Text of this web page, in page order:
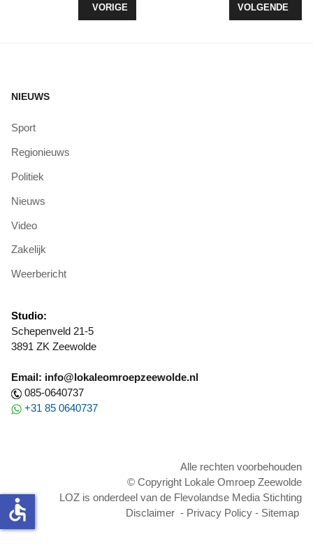
VORIG ARTIKEL: BROEKHUIZEN NEEMT NA ÉÉN
VORIGE VOLGENDE
VOLGENDE
NIEUWS
Sport
Regionieuws
Politiek
Nieuws
Video
Zakelijk
Weerbericht
Studio:
Schepenveld 21-5
3891 ZK Zeewolde
Email: info@lokaleomroepzeewolde.nl
085-0640737
+31 85 0640737
Alle rechten voorbehouden
© Copyright Lokale Omroep Zeewolde
LOZ is onderdeel van de Flevolandse Media Stichting
Disclaimer - Privacy Policy - Sitemap
accessible